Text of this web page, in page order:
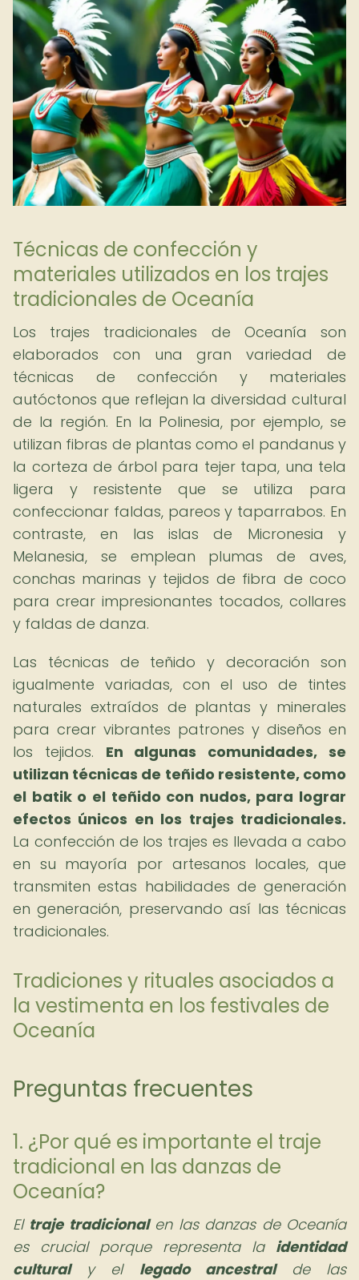
Técnicas de confección y
materiales utilizados en los trajes
tradicionales de Oceanía
Los trajes tradicionales de Oceanía son
elaborados con una gran variedad de
técnicas de confección y materiales
autóctonos que reflejan la diversidad cultural
de la región. En la Polinesia, por ejemplo, se
utilizan fibras de plantas como el pandanus y
la corteza de árbol para tejer tapa, una tela
ligera y resistente que se utiliza para
confeccionar faldas, pareos y taparrabos. En
contraste, en las islas de Micronesia y
Melanesia, se emplean plumas de aves,
conchas marinas y tejidos de fibra de coco
para crear impresionantes tocados, collares
y faldas de danza.
Las técnicas de teñido y decoración son
igualmente variadas, con el uso de tintes
naturales extraídos de plantas y minerales
para crear vibrantes patrones y diseños en
los tejidos. En algunas comunidades, se
utilizan técnicas de teñido resistente, como
el batik o el teñido con nudos, para lograr
efectos únicos en los trajes tradicionales.
La confección de los trajes es llevada a cabo
en su mayoría por artesanos locales, que
transmiten estas habilidades de generación
en generación, preservando así las técnicas
tradicionales.
Tradiciones y rituales asociados a
la vestimenta en los festivales de
Oceanía
Preguntas frecuentes
1. ¿Por qué es importante el traje
tradicional en las danzas de
Oceanía?
El traje tradicionalen las danzas de Oceanía
es crucial porque representa la identidad
culturaly el legado ancestralde las